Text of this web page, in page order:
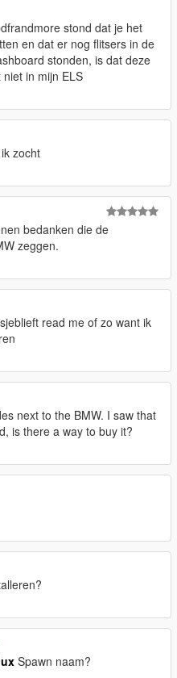
stond dat je het
en dat er nog flitsers in de
stonden, is dat deze
in mijn ELS
zocht
bedanken die de
zeggen.
read me of zo want ik
next to the BMW. I saw that
is there a way to buy it?
Spawn naam?